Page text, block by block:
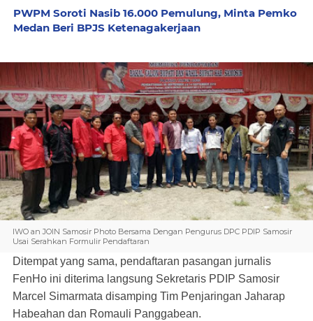
PWPM Soroti Nasib 16.000 Pemulung, Minta Pemko
Medan Beri BPJS Ketenagakerjaan
IWO an JOIN Samosir Photo Bersama Dengan Pengurus DPC PDIP Samosir
Usai Serahkan Formulir Pendaftaran
Ditempat yang sama, pendaftaran pasangan jurnalis
FenHo ini diterima langsung Sekretaris PDIP Samosir
Marcel Simarmata disamping Tim Penjaringan Jaharap
Habeahan dan Romauli Panggabean.